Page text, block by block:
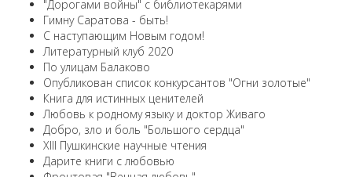
"Дорогами войны" с библиотекарями
Гимну Саратова - быть!
С наступающим Новым годом!
Литературный клуб 2020
По улицам Балаково
Опубликован список конкурсантов "Огни золотые"
Книга для истинных ценителей
Любовь к родному языку и доктор Живаго
Добро, зло и боль "Большого сердца"
XIII Пушкинские научные чтения
Дарите книги с любовью